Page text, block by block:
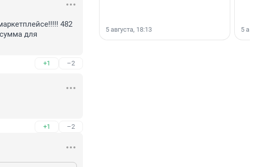
482
для
+1 –2
+1 –2
5 августа, 18:13 5